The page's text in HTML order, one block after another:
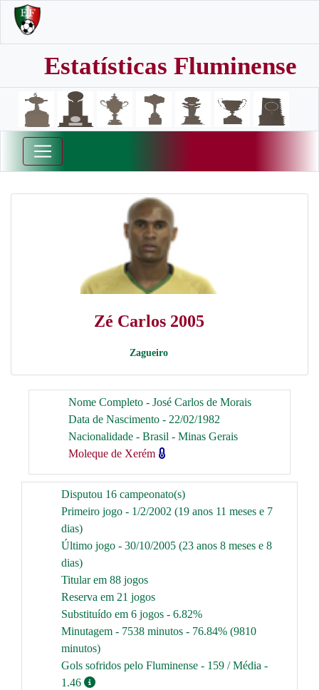
Estatísticas Fluminense
Zé Carlos 2005
Zagueiro
Nome Completo - José Carlos de Morais
Data de Nascimento - 22/02/1982
Nacionalidade - Brasil - Minas Gerais
Moleque de Xerém
Disputou 16 campeonato(s)
Primeiro jogo - 1/2/2002 (19 anos 11 meses e 7
dias)
Último jogo - 30/10/2005 (23 anos 8 meses e 8
dias)
Titular em 88 jogos
Reserva em 21 jogos
Substituído em 6 jogos - 6.82%
Minutagem - 7538 minutos - 76.84% (9810
minutos)
Gols sofridos pelo Fluminense - 159 / Média -
1.46